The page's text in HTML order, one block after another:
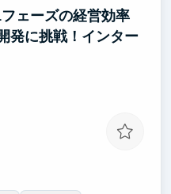
ェーズの経営効率
発に挑戦！インター